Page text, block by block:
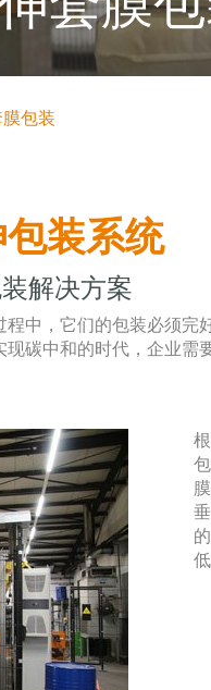
包装
装系统
解决方案
中，它们的包装必须
碳中和的时代，企业